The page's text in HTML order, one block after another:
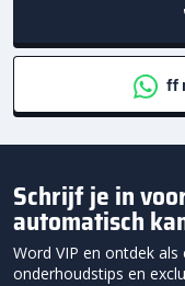
ff
Schrijf je in
automatisch
Word VIP en ontdek
onderhoudstips en